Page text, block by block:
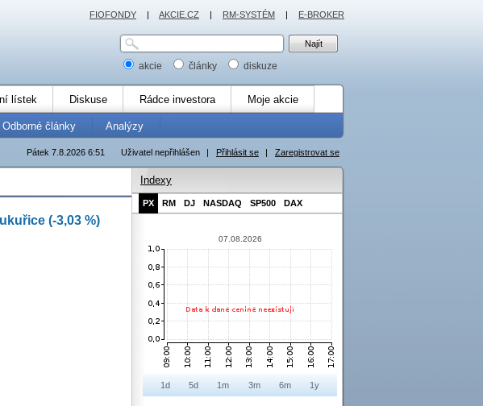
akcie články diskuze
lístek Diskuse Rádce investora Moje akcie
Odborné články Analýzy
Uživatel nepřihlášen | Přihlásit se | Zaregistrovat se
Pátek 7.8.2026 6:51
(-3,03 %)
Indexy
PX RM DJ NASDAQ SP500 DAX
07.08.2026
1d 5d 1m 3m 6m 1y
FIOFONDY | AKCIE.CZ | RM-SYSTÉM | E-BROKER